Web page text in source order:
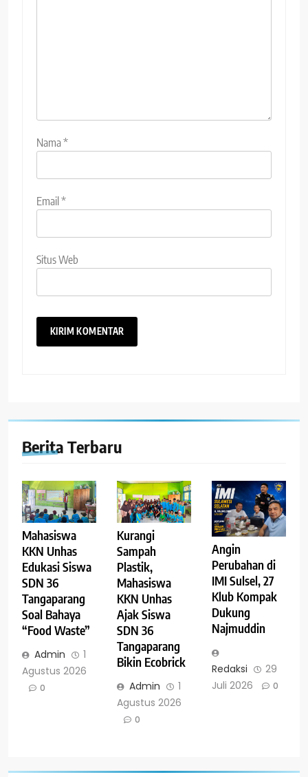
Nama*
Email *
Situs Web
Berita Terbaru
Mahasiswa
KKN Unhas
Edukasi Siswa
SDN 36
Tangaparang
Soal Bahaya
“Food Waste”
Admin
1
Agustus 2026
0
Kurangi
Sampah
Plastik,
Mahasiswa
KKN Unhas
Ajak Siswa
SDN 36
Tangaparang
Bikin Ecobrick
Admin
1
Agustus 2026
0
Angin
Perubahan di
IMI Sulsel, 27
Klub Kompak
Dukung
Najmuddin
Redaksi
29
Juli 2026
0